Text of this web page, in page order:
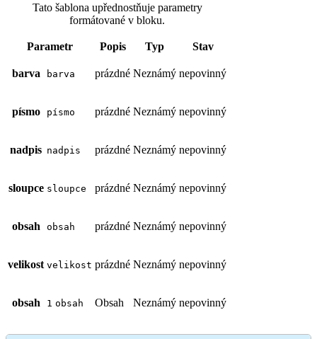
Tato šablona upřednostňuje parametry
formátované v bloku.
Parametr Popis Typ Stav
barva barva prázdné Neznámý nepovinný
písmo písmo prázdné Neznámý nepovinný
nadpis nadpis prázdné Neznámý nepovinný
sloupce sloupce prázdné Neznámý nepovinný
obsah obsah prázdné Neznámý nepovinný
velikost velikost prázdné Neznámý nepovinný
obsah 1 obsah Obsah Neznámý nepovinný